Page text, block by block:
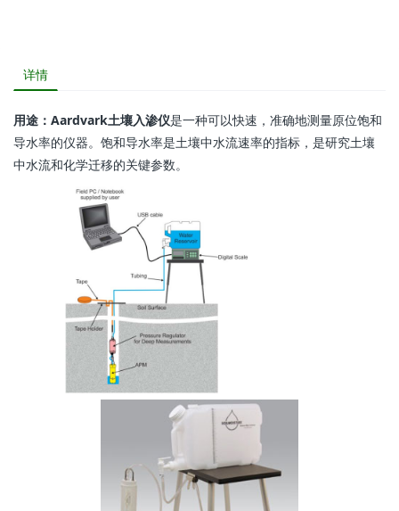
详情
用途： Aardvark土壤入渗仪是一种可以快速，准确地测量原位饱和
导水率的仪器。饱和导水率是土壤中水流速率的指标，是研究土壤
中水流和化学迁移的关键参数。